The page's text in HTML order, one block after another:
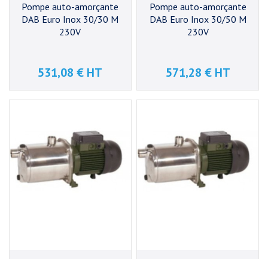
Pompe auto-amorçante
DAB Euro Inox 30/30 M
230V
Prix
531,08 € HT
Pompe auto-amorçante
DAB Euro Inox 30/50 M
230V
Prix
571,28 € HT